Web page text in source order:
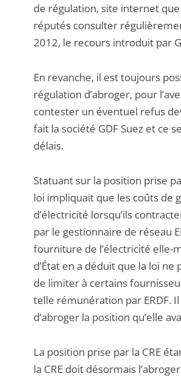
de régulation, site internet
réputés consulter
2012, le recours introduit par
En revanche, il est toujours
régulation d’abroger, pour
contester un éventuel refus
fait la société GDF Suez et ce
délais.
Statuant sur la position prise
loi impliquait que les coûts de
d’électricité lorsqu’ils
par le gestionnaire de réseau
fourniture de l’électricité elle-
d’État en a déduit que la loi
de limiter à certains
telle rémunération par ERDF.
d’abroger la position qu’elle
La position prise par la CRE
la CRE doit désormais